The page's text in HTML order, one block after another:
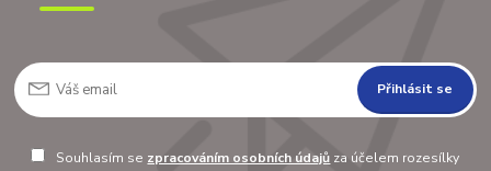
Přihlásit se
Souhlasím se zpracováním osobních údajů za účelem rozesílky